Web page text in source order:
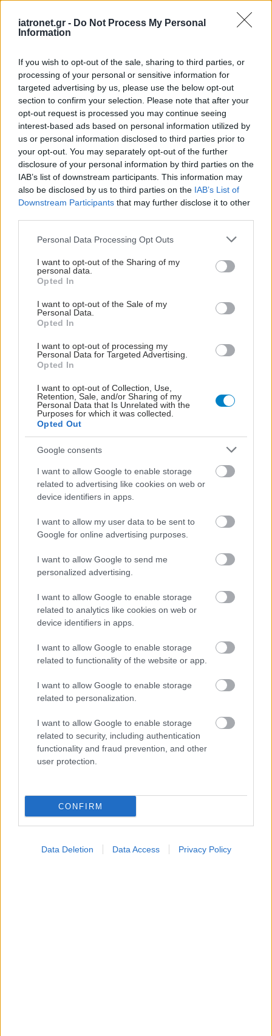
iatronet.gr - Do Not Process My Personal
Information
If you wish to opt-out of the sale, sharing to third parties, or
processing of your personal or sensitive information for
targeted advertising by us, please use the below opt-out
section to confirm your selection. Please note that after your
opt-out request is processed you may continue seeing
interest-based ads based on personal information utilized by
us or personal information disclosed to third parties prior to
your opt-out. You may separately opt-out of the further
disclosure of your personal information by third parties on the
IAB’s list of downstream participants. This information may
also be disclosed by us to third parties on the IAB’s List of
Downstream Participants that may further disclose it to other
Please note that this website/app uses one or more Google
not limited to your visit or usage behaviour. You may click to
grant or deny consent to Google and its third-party tags to
use your data for below specified purposes in below Google
consent section.
Personal Data Processing Opt Outs
I want to opt-out of the Sharing of my
personal data.
Opted In
I want to opt-out of the Sale of my
Personal Data.
Opted In
I want to opt-out of processing my
Personal Data for Targeted Advertising.
Opted In
I want to opt-out of Collection, Use,
Retention, Sale, and/or Sharing of my
Personal Data that Is Unrelated with the
Purposes for which it was collected.
Opted Out
Google consents
I want to allow Google to enable storage
related to advertising like cookies on web or
device identifiers in apps.
I want to allow my user data to be sent to
Google for online advertising purposes.
I want to allow Google to send me
personalized advertising.
I want to allow Google to enable storage
related to analytics like cookies on web or
device identifiers in apps.
I want to allow Google to enable storage
related to functionality of the website or app.
I want to allow Google to enable storage
related to personalization.
I want to allow Google to enable storage
related to security, including authentication
functionality and fraud prevention, and other
user protection.
CONFIRM
Data Deletion Data Access Privacy Policy
ΜΠΕΙΤΕ ΣΤΗ ΣΥΖΗΤΗΣΗ
Loading...
Προσθήκη Σχολίου